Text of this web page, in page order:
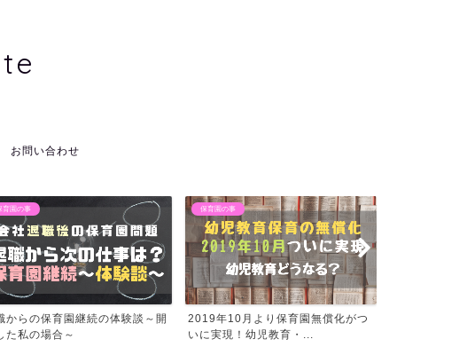
お問い合わせ
開
保育園の事
2019年10月より保育園無償化がつ
いに実現！幼児教育・...
保育園の事
【産休・育休中に妊娠】保育園申込
みはできます！就労扱いな...